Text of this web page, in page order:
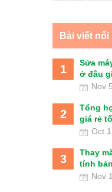
Bài viết nổi
1
Sửa
ở đâu
Nov
2
Tổng
giá rẻ
Oct
3
Thay
tính
Nov